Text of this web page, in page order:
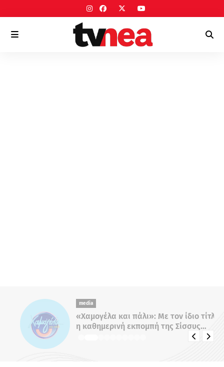
media
«Χαμογέλα και πάλι»: Με τον ίδιο τίτλο
η καθημερινή εκπομπή της Σίσσυς
Χρηστίδου στο Mega - Πότε κάνει